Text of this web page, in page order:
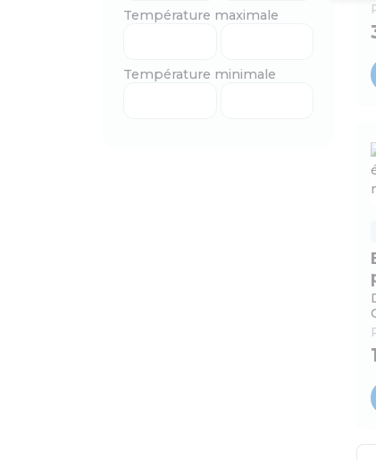
Température maximale
Température minimale